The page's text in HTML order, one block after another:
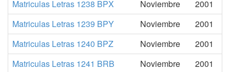
Matriculas Letras 1238 BPX
Noviembre
2001
Matriculas Letras 1239 BPY
Noviembre
2001
Matriculas Letras 1240 BPZ
Noviembre
2001
Matriculas Letras 1241 BRB
Noviembre
2001